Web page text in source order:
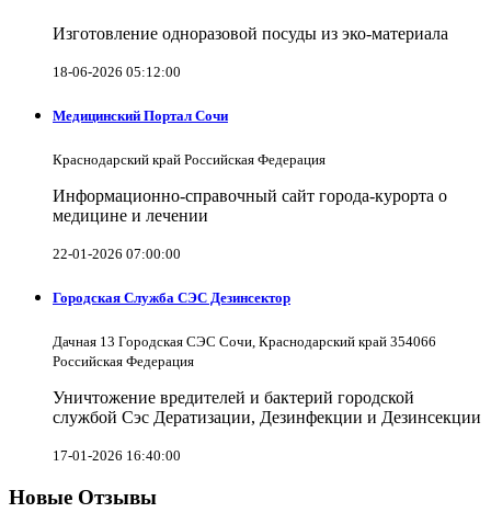
Изготовление одноразовой посуды из эко-материала
18-06-2026 05:12:00
Медицинский Портал Сочи
Краснодарский край Российская Федерация
Информационно-справочный сайт города-курорта о
медицине и лечении
22-01-2026 07:00:00
Городская Служба СЭС Дезинсектор
Дачная 13 Городская СЭС Сочи, Краснодарский край 354066
Российская Федерация
Уничтожение вредителей и бактерий городской
службой Сэс Дератизации, Дезинфекции и Дезинсекции
17-01-2026 16:40:00
Новые Отзывы